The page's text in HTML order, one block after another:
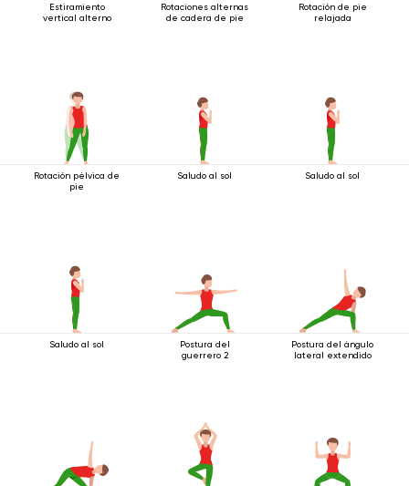
Estiramiento
vertical alterno
Rotaciones alternas
de cadera de pie
Rotación de pie
relajada
Rotación pélvica de
pie
Saludo al sol Saludo al sol
Saludo al sol
Postura del
guerrero 2
Postura del ángulo
lateral extendido